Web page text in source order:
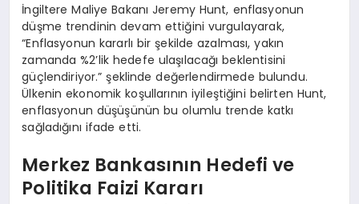
İngiltere Maliye Bakanı Jeremy Hunt, enflasyonun
düşme trendinin devam ettiğini vurgulayarak,
“Enflasyonun kararlı bir şekilde azalması, yakın
zamanda %2’lik hedefe ulaşılacağı beklentisini
güçlendiriyor.” şeklinde değerlendirmede bulundu.
Ülkenin ekonomik koşullarının iyileştiğini belirten Hunt,
enflasyonun düşüşünün bu olumlu trende katkı
sağladığını ifade etti.
Merkez Bankasının Hedefi ve
Politika Faizi Kararı